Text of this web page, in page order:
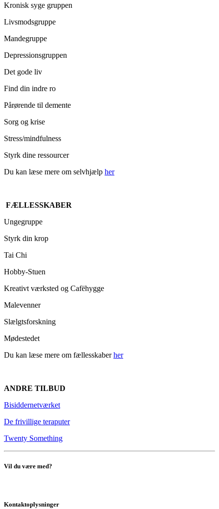
Kronisk syge gruppen
Livsmodsgruppe
Mandegruppe
Depressionsgruppen
Det gode liv
Find din indre ro
Pårørende til demente
Sorg og krise
Stress/mindfulness
Styrk dine ressourcer
Du kan læse mere om selvhjælp her
FÆLLESSKABER
Ungegruppe
Styrk din krop
Tai Chi
Hobby-Stuen
Kreativt værksted og Cafëhygge
Malevenner
Slælgtsforskning
Mødestedet
Du kan læse mere om fællesskaberher
ANDRE TILBUD
Bisiddernetværket
De frivillige teraputer
Twenty Something
Vil du være med?
Kontaktoplysninger